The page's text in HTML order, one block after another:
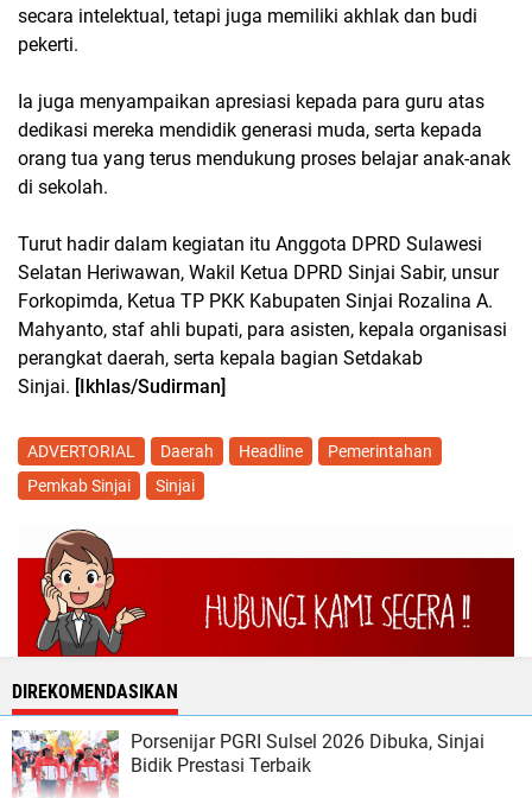
secara intelektual, tetapi juga memiliki akhlak dan budi
pekerti.
Ia juga menyampaikan apresiasi kepada para guru atas
dedikasi mereka mendidik generasi muda, serta kepada
orang tua yang terus mendukung proses belajar anak-anak
di sekolah.
Turut hadir dalam kegiatan itu Anggota DPRD Sulawesi
Selatan Heriwawan, Wakil Ketua DPRD Sinjai Sabir, unsur
Forkopimda, Ketua TP PKK Kabupaten Sinjai Rozalina A.
Mahyanto, staf ahli bupati, para asisten, kepala organisasi
perangkat daerah, serta kepala bagian Setdakab
Sinjai. [Ikhlas/Sudirman]
ADVERTORIAL Daerah Headline
Pemerintahan
Pemkab Sinjai
Sinjai
DIREKOMENDASIKAN
Porsenijar PGRI Sulsel 2026 Dibuka, Sinjai
Bidik Prestasi Terbaik